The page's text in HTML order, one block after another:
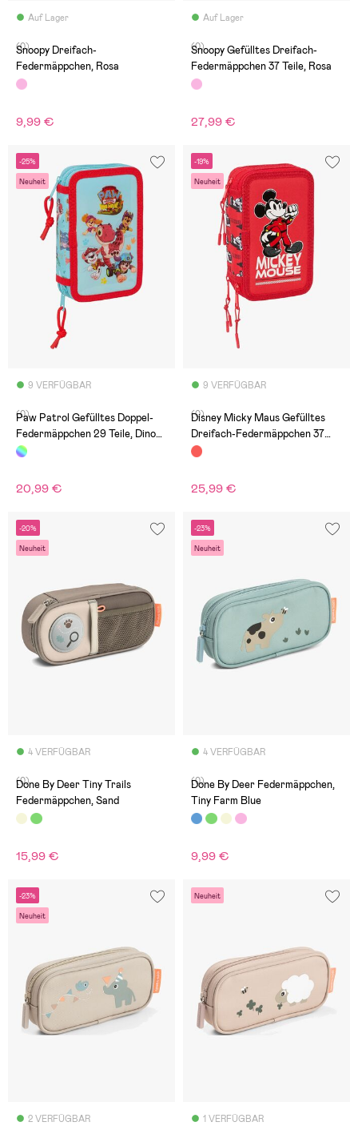
Auf Lager
(0)
Snoopy Dreifach-
Federmäppchen, Rosa
9,99 €
Auf Lager
(0)
Snoopy Gefülltes Dreifach-
Federmäppchen 37 Teile, Rosa
27,99 €
-25%
Neuheit
9 VERFÜGBAR
(0)
Paw Patrol Gefülltes Doppel-
Federmäppchen 29 Teile, Dino
Rescue
20,99 €
-19%
Neuheit
9 VERFÜGBAR
(0)
Disney Micky Maus Gefülltes
Dreifach-Federmäppchen 37
Teile, Mickey & Friends Racing
25,99 €
-20%
Neuheit
4 VERFÜGBAR
(0)
Done By Deer Tiny Trails
Federmäppchen, Sand
15,99 €
-23%
Neuheit
4 VERFÜGBAR
(0)
Done By Deer Federmäppchen,
Tiny Farm Blue
9,99 €
-23%
Neuheit
2 VERFÜGBAR
Neuheit
1 VERFÜGBAR